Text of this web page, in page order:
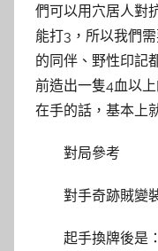
們可以用穴居人對
能打3，所以我們
的同伴、野性印記
前造出一隻4血以
在手的話，基本上
對局參考
對手奇跡賊變
起手換牌後是